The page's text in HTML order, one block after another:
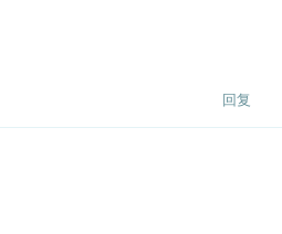
回复